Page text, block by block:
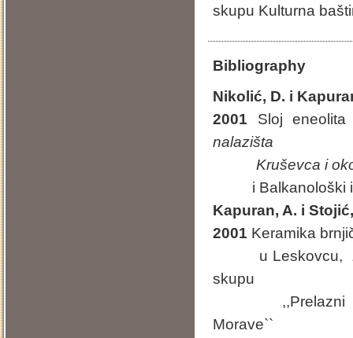
skupu Kulturna
Bibliography
Nikolić, D. i
2001 Sloj
nalazišta
Kruševca i
i Balkanološki
Kapuran, A. i
2001 Keramika
u Leskovcu,
skupu
,,Prelazni
Morave``